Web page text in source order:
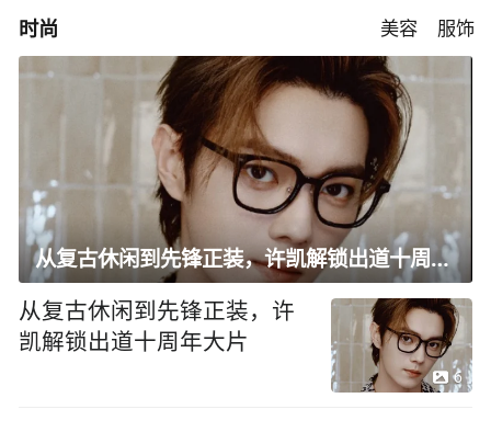
时尚 美容 服饰
从复古休闲到先锋正装，许凯解锁出道十周年大片
从复古休闲到先锋正装，许
凯解锁出道十周年大片
6